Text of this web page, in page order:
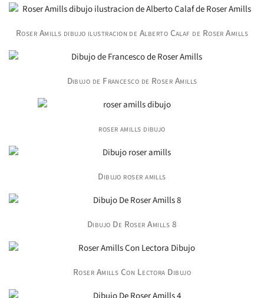
Roser Amills dibujo ilustracion de Alberto Calaf de Roser Amills
Dibujo de Francesco de Roser Amills
roser amills dibujo
Dibujo roser amills
Dibujo De Roser Amills 8
Roser Amills Con Lectora Dibujo